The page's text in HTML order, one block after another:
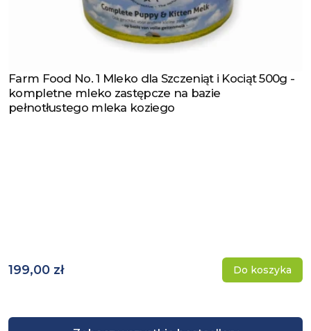
Zobacz produkt
Farm Food No. 1 Mleko dla Szczeniąt i Kociąt 500g -
kompletne mleko zastępcze na bazie
pełnotłustego mleka koziego
199,00 zł Do koszyka